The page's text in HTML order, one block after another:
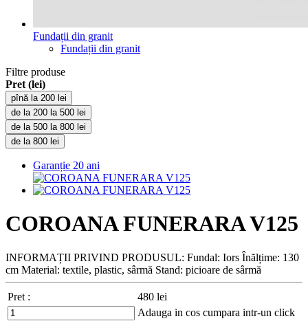
Fundații din granit
Fundații din granit
Filtre produse
Pret (lei)
pînă la 200 lei
de la 200 la 500 lei
de la 500 la 800 lei
de la 800 lei
Garanție 20 ani
COROANA FUNERARA V125
INFORMAȚII PRIVIND PRODUSUL: Fundal: Iors Înălțime: 130
cm Material: textile, plastic, sârmă Stand: picioare de sârmă
Pret : 480 lei
Adauga in cos cumpara intr-un click